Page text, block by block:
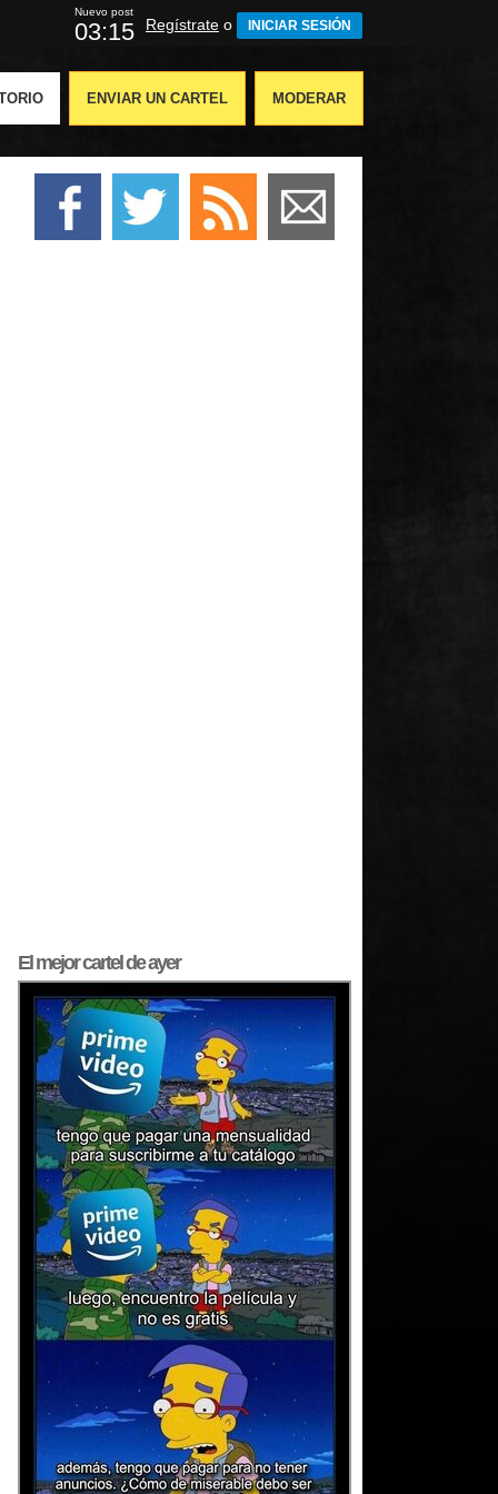
Nuevo post
03:14 Regístrate o INICIAR SESIÓN
ENVIAR UN CARTEL MODERAR
El mejorcartel de ayer